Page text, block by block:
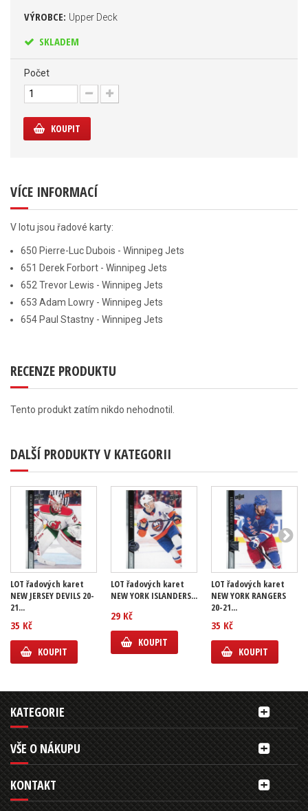
VÝROBCE: Upper Deck
SKLADEM
Počet
KOUPIT
VÍCE INFORMACÍ
V lotu jsou řadové karty:
650 Pierre-Luc Dubois - Winnipeg Jets
651 Derek Forbort - Winnipeg Jets
652 Trevor Lewis - Winnipeg Jets
653 Adam Lowry - Winnipeg Jets
654 Paul Stastny - Winnipeg Jets
RECENZE PRODUKTU
Tento produkt zatím nikdo nehodnotil.
DALŠÍ PRODUKTY V KATEGORII
LOT řadových karet
NEW JERSEY DEVILS 20-
21...
35 Kč
KOUPIT
LOT řadových karet
NEW YORK ISLANDERS...
29 Kč
KOUPIT
LOT řadových karet
NEW YORK RANGERS
20-21...
35 Kč
KOUPIT
KATEGORIE
VŠE O NÁKUPU
KONTAKT